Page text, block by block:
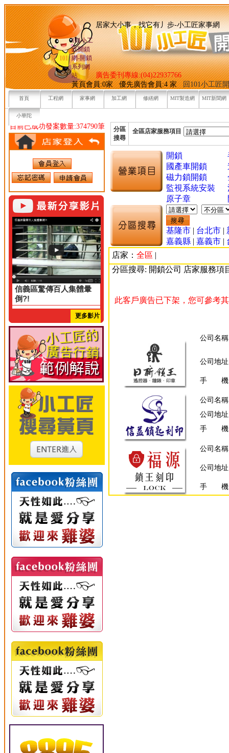
101小工
匠開鎖
網-開鎖
系列網
站
居家大小事，找它有丿步-小
廣告委刊專線:(04)22937766
黃頁會員:0家 優先廣告會員:4 家回101小工匠
首頁 工程網 家事網 加工網 修繕網 MIT製造網 MIT新聞網
小華陀
目前已成功發案數量:374790筆
信義區驚傳百人集體暈
倒?!
更多影片
分區
搜尋
全區店家服務項目
開鎖
國產車開鎖
磁力鎖開鎖
監視系統安裝
原子章
基隆市 | 台北市 |
嘉義縣 | 嘉義市 |
店家： 全區 |
分區搜尋: 開鎖公司 店家服務項
此客戶廣告已下架，您可參考
公司名
公司地
手 機
公司名
公司地
手 機
公司名
公司地
手 機